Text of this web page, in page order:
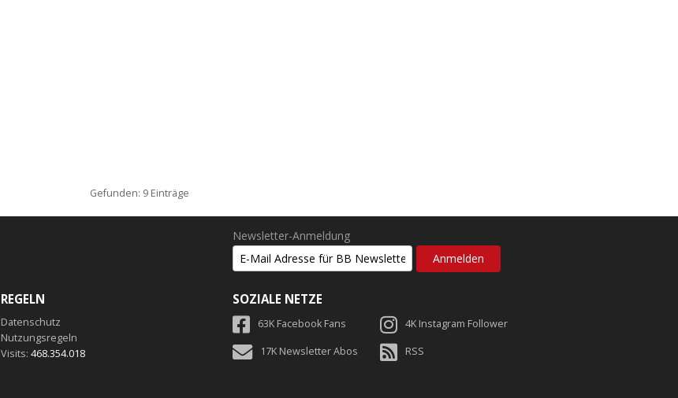
Gefunden: 9 Einträge
Newsletter-Anmeldung
REGELN
Datenschutz
Nutzungsregeln
Visits: 468.354.018
SOZIALE NETZE
63K Facebook Fans 4K Instagram Follower
17K Newsletter Abos RSS